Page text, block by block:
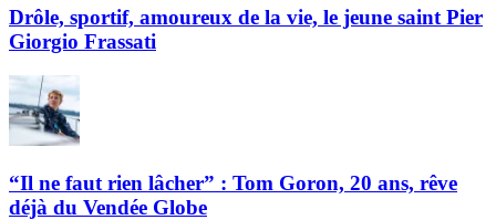
Drôle, sportif, amoureux de la vie, le jeune saint Pier
Giorgio Frassati
“Il ne faut rien lâcher” : Tom Goron, 20 ans, rêve
déjà du Vendée Globe